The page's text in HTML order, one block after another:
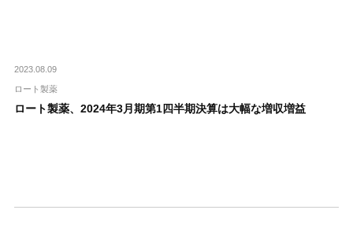
2023.08.09
ロート製薬
ロート製薬、2024年3月期第1四半期決算は大幅な増収増益